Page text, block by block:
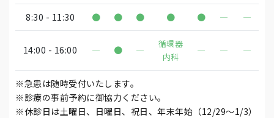
8:30 - 11:30 ● ● ● ● ● ― ―
14:00 - 16:00 ― ● ―
循環器
内科
― ― ―
※急患は随時受付いたします。
※診療の事前予約に御協力ください。
※休診日は土曜日、日曜日、祝日、年末年始（12/29～1/3）